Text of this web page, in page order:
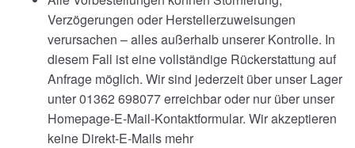
Verzögerungen oder Herstellerzuweisungen
verursachen – alles außerhalb unserer Kontrolle. In
diesem Fall ist eine vollständige Rückerstattung auf
Anfrage möglich. Wir sind jederzeit über unser Lager
unter 01362 698077 erreichbar oder nur über unser
Homepage-E-Mail-Kontaktformular. Wir akzeptieren
keine Direkt-E-Mails mehr